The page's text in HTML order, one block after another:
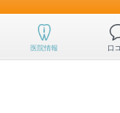
医院情報 口